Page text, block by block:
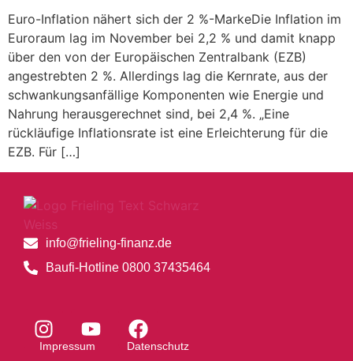
Euro-Inflation nähert sich der 2 %-MarkeDie Inflation im
Euroraum lag im November bei 2,2 % und damit knapp
über den von der Europäischen Zentralbank (EZB)
angestrebten 2 %. Allerdings lag die Kernrate, aus der
schwankungsanfällige Komponenten wie Energie und
Nahrung herausgerechnet sind, bei 2,4 %. „Eine
rückläufige Inflationsrate ist eine Erleichterung für die
EZB. Für […]
info@frieling-finanz.de
Baufi-Hotline 0800 37435464
Impressum Datenschutz